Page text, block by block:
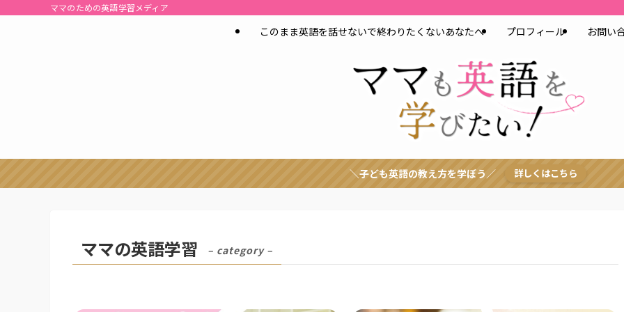
ママのための英語学習メディア
このまま英語を話せないで終わりたくないあなたへ プロフィール お問い
＼子ども英語の教え方を学ぼう／ 詳しくはこちら
ママの英語学習 – category –